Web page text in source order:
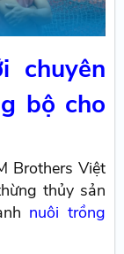
chuyên
bộ cho
Brothers Việt
thủy sản
nuôi trồng